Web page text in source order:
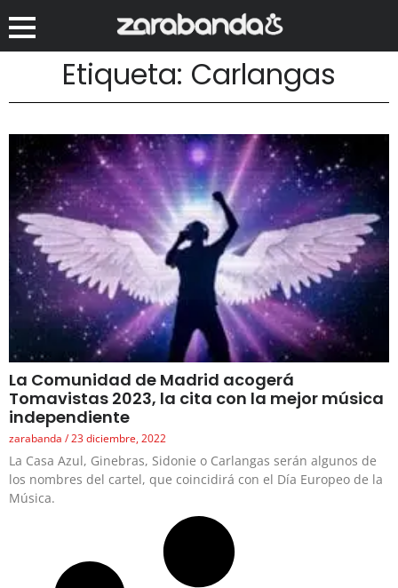
Etiqueta: Carlangas
La Comunidad de Madrid acogerá
Tomavistas 2023, la cita con la mejor música
independiente
zarabanda 23 diciembre, 2022
La Casa Azul, Ginebras, Sidonie o Carlangas serán algunos de
los nombres del cartel, que coincidirá con el Día Europeo de la
Música.